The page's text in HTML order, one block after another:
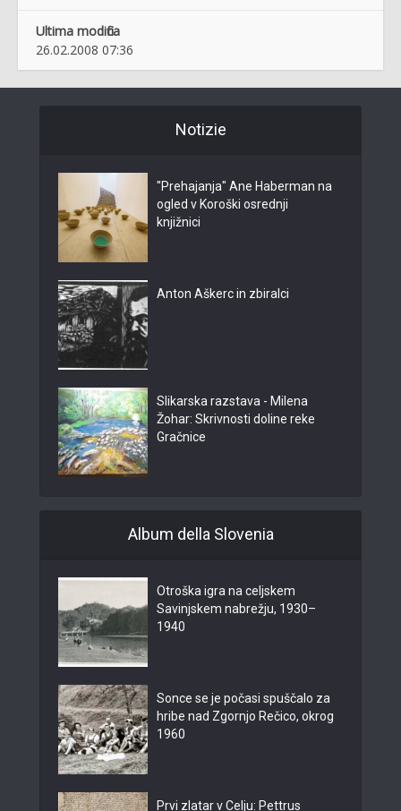
Ultima modifica
26.02.2008 07:36
Notizie
"Prehajanja" Ane Haberman na
ogled v Koroški osrednji
knjižnici
Anton Aškerc in zbiralci
Slikarska razstava - Milena
Žohar: Skrivnosti doline reke
Gračnice
Album della Slovenia
Otroška igra na celjskem
Savinjskem nabrežju, 1930–
1940
Sonce se je počasi spuščalo za
hribe nad Zgornjo Rečico, okrog
1960
Prvi zlatar v Celju: Pettrus